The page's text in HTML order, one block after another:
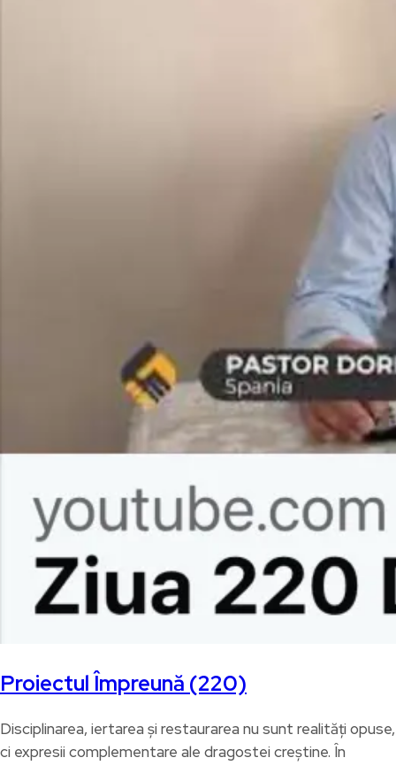
Proiectul Împreună (220)
Disciplinarea, iertarea și restaurarea nu sunt realități opuse,
ci expresii complementare ale dragostei creștine. În